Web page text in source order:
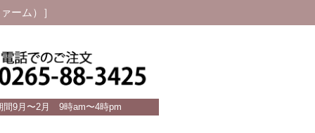
ーム）］
間9月〜2月 9時am〜4時pm